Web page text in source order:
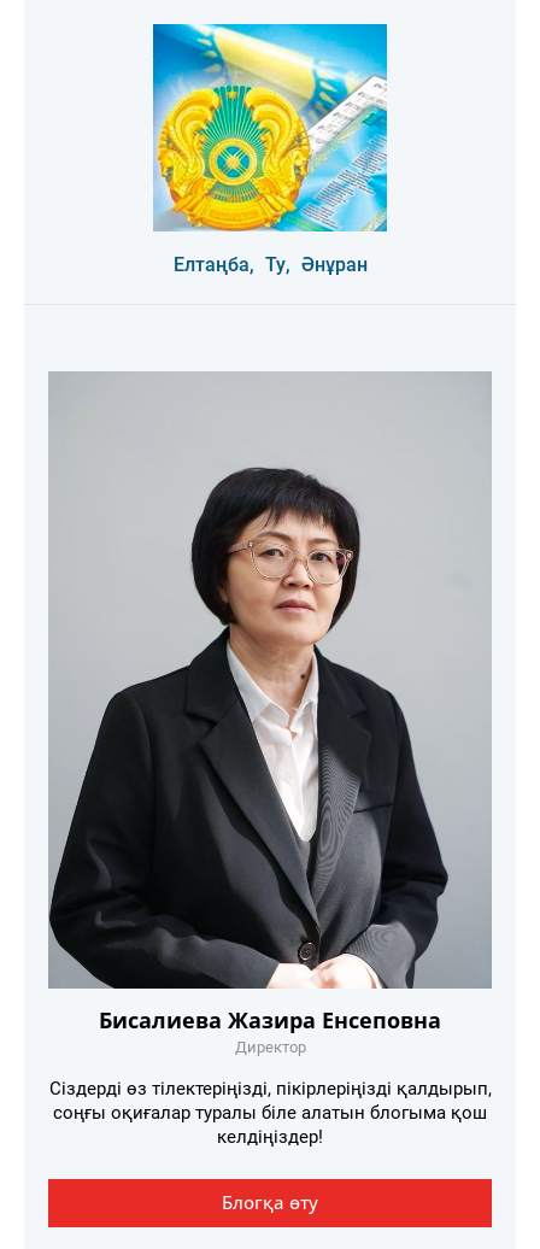
Елтаңба, Ту, Әнұран
Бисалиева Жазира Енсеповна
Директор
Сіздерді өз тілектеріңізді, пікірлеріңізді қалдырып,
соңғы оқиғалар туралы біле алатын блогыма қош
келдіңіздер!
Блогқа өту